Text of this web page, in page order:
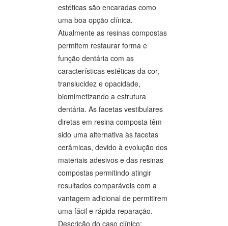
estéticas são encaradas como
uma boa opção clínica.
Atualmente as resinas compostas
permitem restaurar forma e
função dentária com as
características estéticas da cor,
translucidez e opacidade,
biomimetizando a estrutura
dentária. As facetas vestibulares
diretas em resina composta têm
sido uma alternativa às facetas
cerâmicas, devido à evolução dos
materiais adesivos e das resinas
compostas permitindo atingir
resultados comparáveis com a
vantagem adicional de permitirem
uma fácil e rápida reparação.
Descrição do caso clínico: